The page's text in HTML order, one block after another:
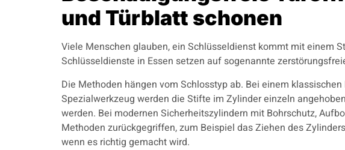
und Türblatt schonen
Viele Menschen glauben, ein Schlüsseldienst kommt mit einem
Schlüsseldienste in Essen setzen auf sogenannte
Die Methoden hängen vom Schlosstyp ab. Bei einem
Spezialwerkzeug werden die Stifte im Zylinder einzeln
werden. Bei modernen Sicherheitszylindern mit Bohrschutz,
Methoden zurückgegriffen, zum Beispiel das Ziehen des
wenn es richtig gemacht wird.